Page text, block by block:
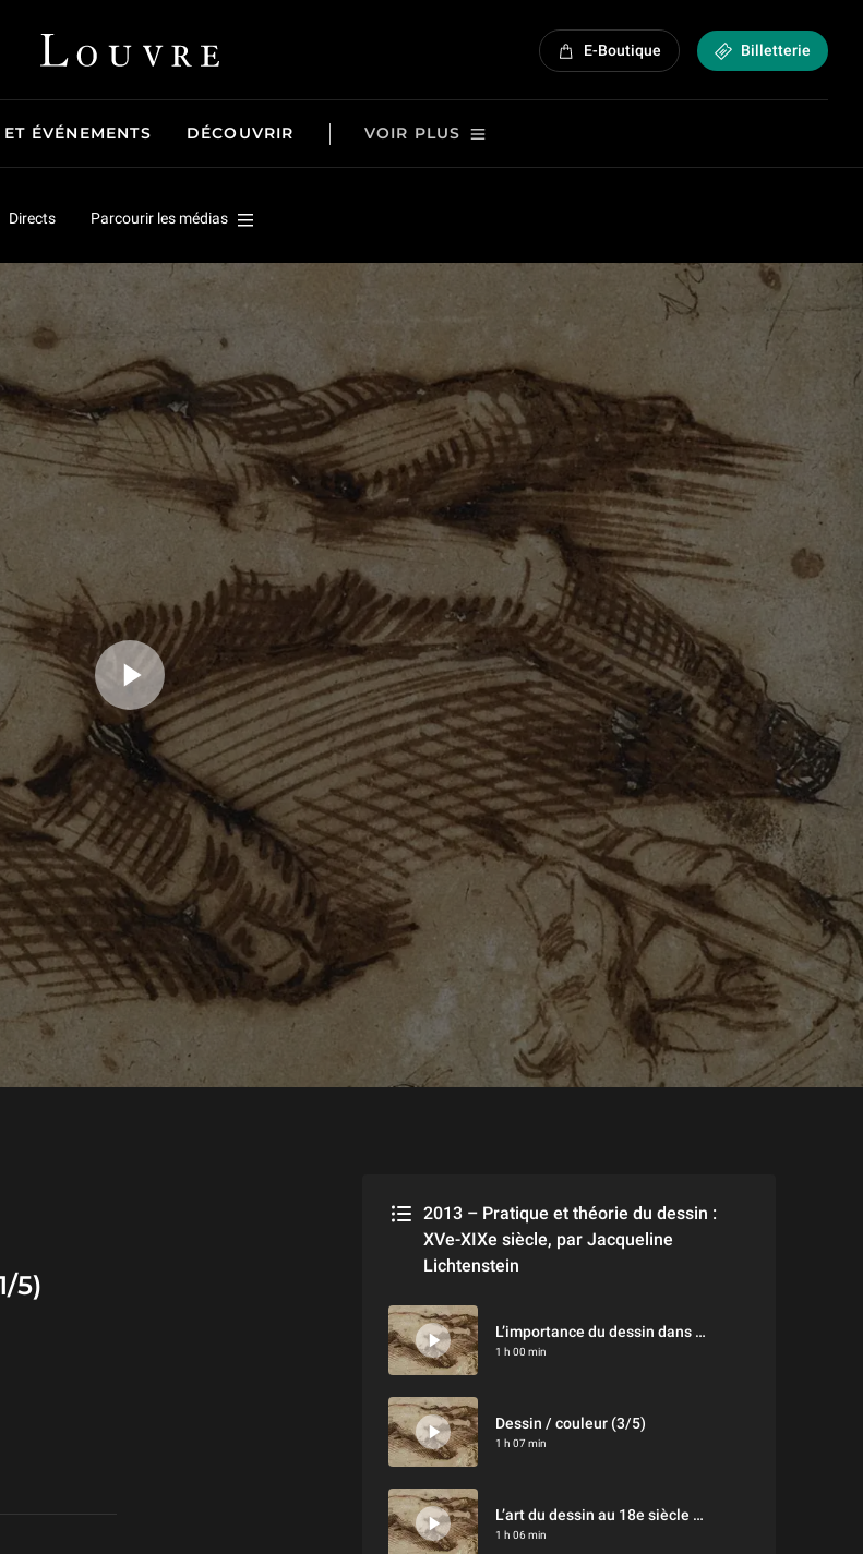
Louvre - Retour à l'accueil E-Boutique Billetterie
ÉVÉNEMENTS DÉCOUVRIR VOIR PLUS
Directs Parcourir les médias
5)
et
2013 – Pratique et théorie du dessin :
XVe-XIXe siècle, par Jacqueline
Lichtenstein
L’importance du dessin dans la formation académique (2/5)
1 h 00 min
Dessin / couleur (3/5)
1 h 07 min
L’art du dessin au 18e siècle (4/5)
1 h 06 min